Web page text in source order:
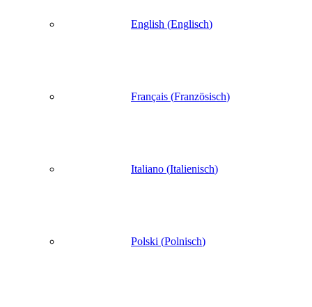
English (Englisch)
Français (Französisch)
Italiano (Italienisch)
Polski (Polnisch)